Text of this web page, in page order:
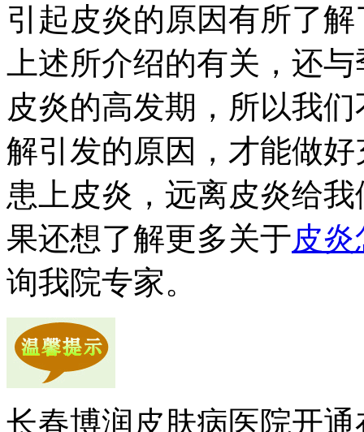
引起皮炎的原因有所了
上述所介绍的有关，还
皮炎的高发期，所以我
解引发的原因，才能做
患上皮炎，远离皮炎给
果还想了解更多关于皮
询我院专家。
长春博润皮肤病医院开